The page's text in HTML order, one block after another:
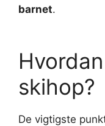
barnet.
skihop?
De vigtigste